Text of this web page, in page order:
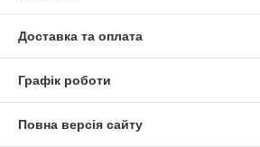
Доставка та оплата
Графік роботи
Повна версія сайту